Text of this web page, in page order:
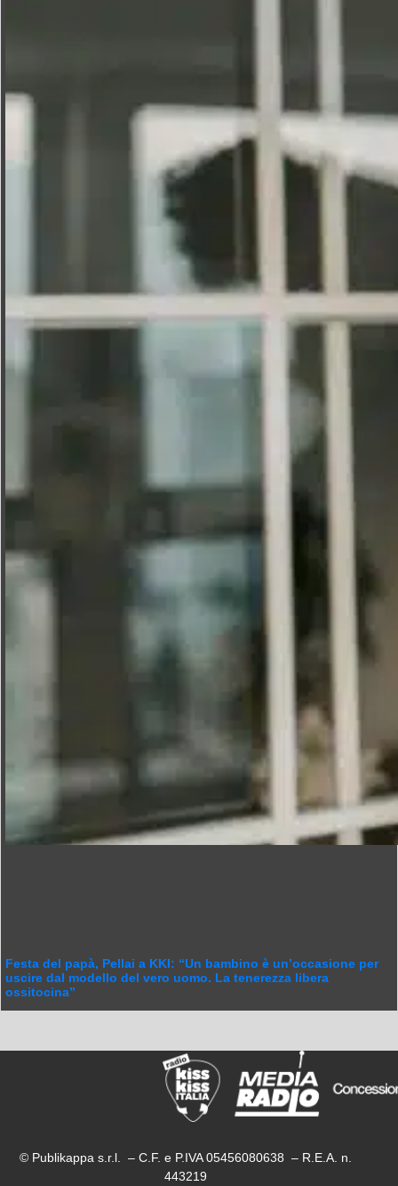
Festa del papà, Pellai a KKI: “Un bambino è un’occasione per
uscire dal modello del vero uomo. La tenerezza libera
ossitocina”
© Publikappa s.r.l. – C.F. e P.IVA 05456080638 – R.E.A. n.
443219